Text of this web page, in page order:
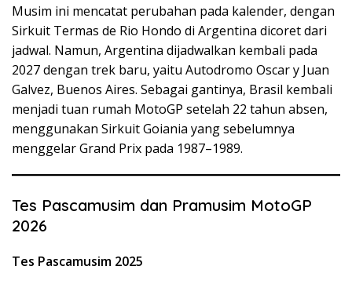
Musim ini mencatat perubahan pada kalender, dengan
Sirkuit Termas de Rio Hondo di Argentina dicoret dari
jadwal. Namun, Argentina dijadwalkan kembali pada
2027 dengan trek baru, yaitu Autodromo Oscar y Juan
Galvez, Buenos Aires. Sebagai gantinya, Brasil kembali
menjadi tuan rumah MotoGP setelah 22 tahun absen,
menggunakan Sirkuit Goiania yang sebelumnya
menggelar Grand Prix pada 1987–1989.
Tes Pascamusim dan Pramusim MotoGP
2026
Tes Pascamusim 2025